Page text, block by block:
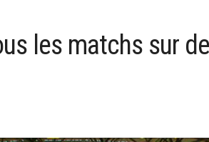
les matchs sur